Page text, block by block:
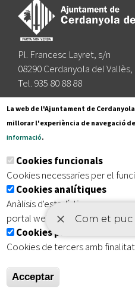
Pl. Francesc Layret, s/n
08290 Cerdanyola del Vallès,
Tel. 935 80 88 88
Segueix-nos a:
Subscriu-te al nostre
Inici | Avís legal |
| Accessibilitat
La web de l'Ajuntament de
millorar l'experiència de navegació
informació.
Cookies funcionals
Cookies necessaries per el
Cookies analítiques
Anàlisis d'estadístiques que
portal web
Cookies publicitàries
Cookies de tercers amb
Acceptar